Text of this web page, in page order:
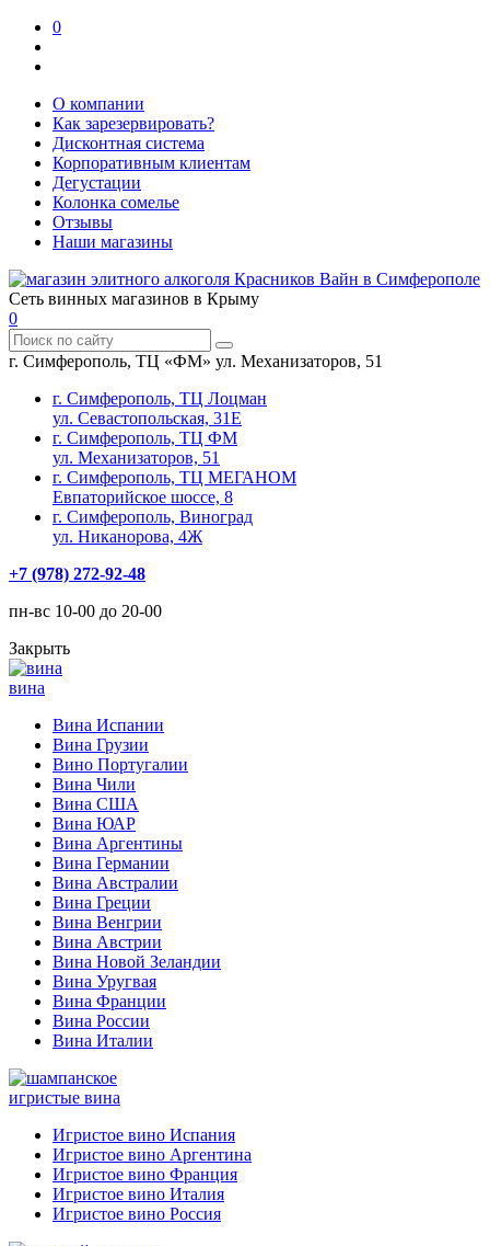
0
О компании
Как зарезервировать?
Дисконтная система
Корпоративным клиентам
Дегустации
Колонка сомелье
Отзывы
Наши магазины
Сеть винных магазинов в Крыму
0
г. Симферополь, ТЦ «ФМ» ул. Механизаторов, 51
г. Симферополь, ТЦ Лоцман
ул. Севастопольская, 31Е
г. Симферополь, ТЦ ФМ
ул. Механизаторов, 51
г. Симферополь, ТЦ МЕГАНОМ
Евпаторийское шоссе, 8
г. Симферополь, Виноград
ул. Никанорова, 4Ж
+7 (978) 272-92-48
пн-вс 10-00 до 20-00
Закрыть
вина
Вина Испании
Вина Грузии
Вино Португалии
Вина Чили
Вина США
Вина ЮАР
Вина Аргентины
Вина Германии
Вина Австралии
Вина Греции
Вина Венгрии
Вина Австрии
Вина Новой Зеландии
Вина Уругвая
Вина Франции
Вина России
Вина Италии
игристые вина
Игристое вино Испания
Игристое вино Аргентина
Игристое вино Франция
Игристое вино Италия
Игристое вино Россия